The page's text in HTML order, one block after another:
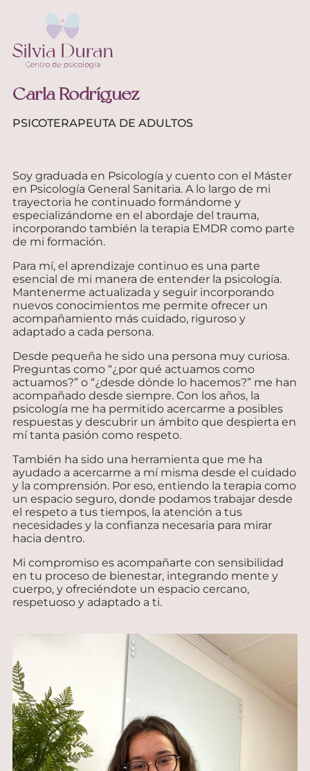
Carla Rodríguez
PSICOTERAPEUTA DE ADULTOS
Soy graduada en Psicología y cuento con el Máster
en Psicología General Sanitaria. A lo largo de mi
trayectoria he continuado formándome y
especializándome en el abordaje del trauma,
incorporando también la terapia EMDR como parte
de mi formación.
Para mí, el aprendizaje continuo es una parte
esencial de mi manera de entender la psicología.
Mantenerme actualizada y seguir incorporando
nuevos conocimientos me permite ofrecer un
acompañamiento más cuidado, riguroso y
adaptado a cada persona.
Desde pequeña he sido una persona muy curiosa.
Preguntas como “¿por qué actuamos como
actuamos?” o “¿desde dónde lo hacemos?” me han
acompañado desde siempre. Con los años, la
psicología me ha permitido acercarme a posibles
respuestas y descubrir un ámbito que despierta en
mí tanta pasión como respeto.
También ha sido una herramienta que me ha
ayudado a acercarme a mí misma desde el cuidado
y la comprensión. Por eso, entiendo la terapia como
un espacio seguro, donde podamos trabajar desde
el respeto a tus tiempos, la atención a tus
necesidades y la confianza necesaria para mirar
hacia dentro.
Mi compromiso es acompañarte con sensibilidad
en tu proceso de bienestar, integrando mente y
cuerpo, y ofreciéndote un espacio cercano,
respetuoso y adaptado a ti.